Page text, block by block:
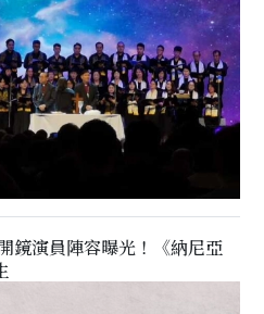
鏡演員陣容曝光！《納尼亞